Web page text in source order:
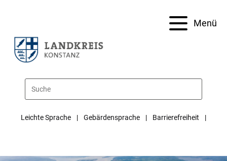
Menü
Leichte Sprache Gebärdensprache Barrierefreiheit